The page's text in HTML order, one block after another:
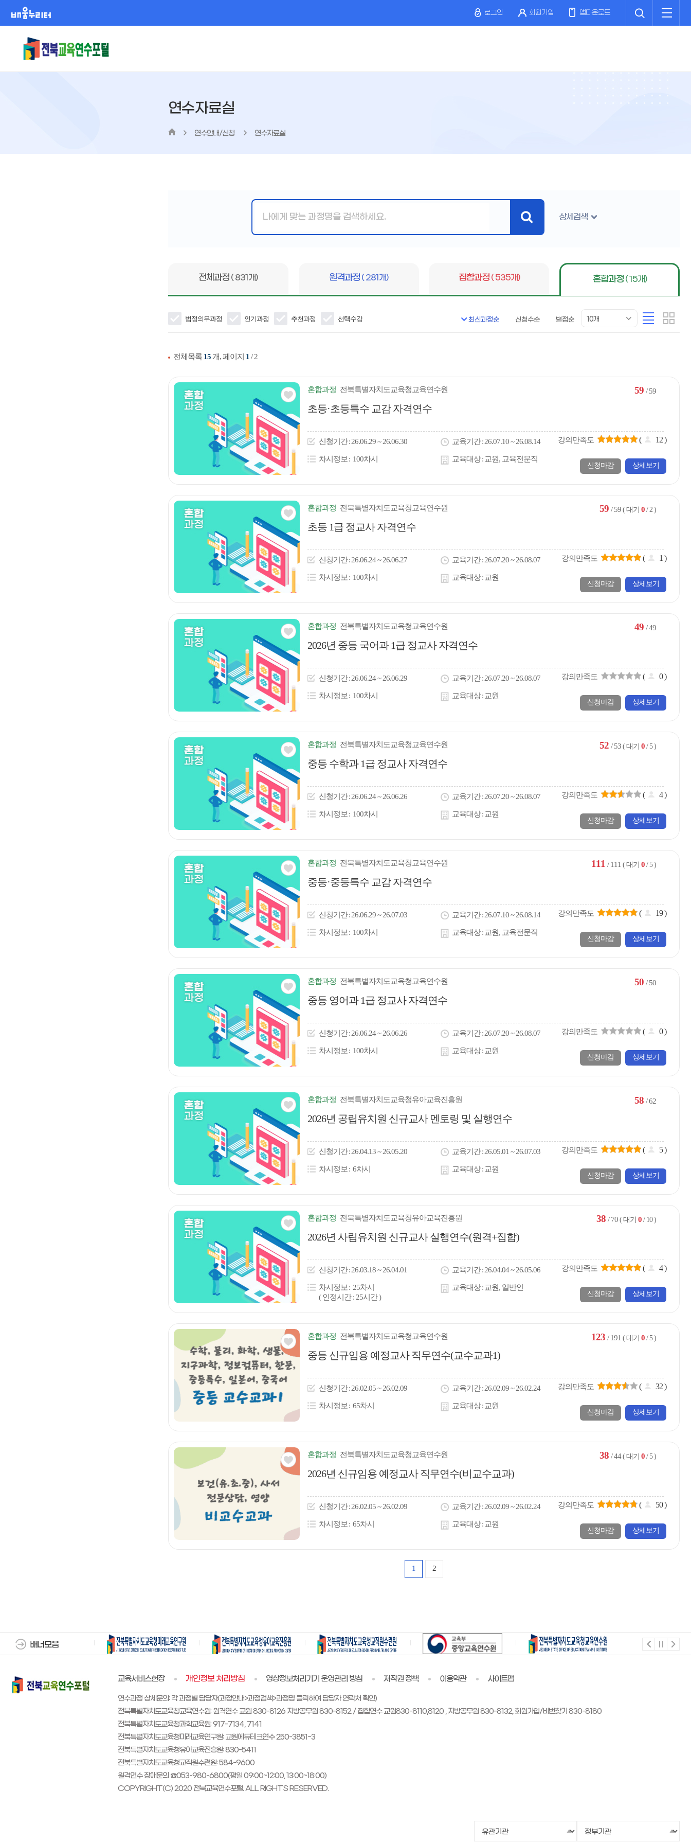
로그인 회원가입 앱다운로드
뉴
연수자료실
연수안내/신청 연수자료실
심
검
상세검색
전체과정 ( 831개) 원격과정 ( 281개) 집합과정 ( 535개) 혼합과정 ( 15개)
법정의무과정 인기과정 추천과정 선택수강 최신과정순 신청수순 별점순
목
10개
리
스
카
드
전체목록 15 개, 페이지 1/ 2
혼합과정 전북특별자치도교육청교육연수원
관심
아
콘
초등·초등특수 교감 자격연수
신청기간 26.06.29 ~ 26.06.30 교육기간 26.07.10 ~ 26.08.14
차시정보 100차시 교육대상 교원, 교육전문직
강의만족도 ( 12)
59 / 59
신청마감 상세보기
혼합과정 전북특별자치도교육청교육연수원
관심
아
콘
초등 1급 정교사 자격연수
신청기간 26.06.24 ~ 26.06.27 교육기간 26.07.20 ~ 26.08.07
차시정보 100차시 교육대상 교원
강의만족도 ( 1)
59 / 59 ( 대기 0 / 2 )
신청마감 상세보기
혼합과정 전북특별자치도교육청교육연수원
관심
아
콘
2026년 중등 국어과 1급 정교사 자격연수
신청기간 26.06.24 ~ 26.06.29 교육기간 26.07.20 ~ 26.08.07
차시정보 100차시 교육대상 교원
강의만족도 ( 0)
49 / 49
신청마감 상세보기
혼합과정 전북특별자치도교육청교육연수원
관심
아
콘
중등 수학과 1급 정교사 자격연수
신청기간 26.06.24 ~ 26.06.26 교육기간 26.07.20 ~ 26.08.07
차시정보 100차시 교육대상 교원
강의만족도 ( 4)
52 / 53 ( 대기 0 / 5 )
신청마감 상세보기
혼합과정 전북특별자치도교육청교육연수원
관심
아
콘
중등·중등특수 교감 자격연수
신청기간 26.06.29 ~ 26.07.03 교육기간 26.07.10 ~ 26.08.14
차시정보 100차시 교육대상 교원, 교육전문직
강의만족도 ( 19)
111 / 111 ( 대기 0 / 5 )
신청마감 상세보기
혼합과정 전북특별자치도교육청교육연수원
관심
아
콘
중등 영어과 1급 정교사 자격연수
신청기간 26.06.24 ~ 26.06.26 교육기간 26.07.20 ~ 26.08.07
차시정보 100차시 교육대상 교원
강의만족도 ( 0)
50 / 50
신청마감 상세보기
혼합과정 전북특별자치도교육청유아교육진흥원
관심
아
콘
2026년 공립유치원 신규교사 멘토링 및 실행연수
신청기간 26.04.13 ~ 26.05.20 교육기간 26.05.01 ~ 26.07.03
차시정보 6차시 교육대상 교원
강의만족도 ( 5)
58 / 62
신청마감 상세보기
혼합과정 전북특별자치도교육청유아교육진흥원
관심
아
콘
2026년 사립유치원 신규교사 실행연수(원격+집합)
신청기간 26.03.18 ~ 26.04.01 교육기간 26.04.04 ~ 26.05.06
차시정보
25차시
( 인정시간 : 25시간 )
교육대상 교원, 일반인
강의만족도 ( 4)
38 / 70 ( 대기 0 / 10 )
신청마감 상세보기
혼합과정 전북특별자치도교육청교육연수원
관심
아
이
중등 신규임용 예정교사 직무연수(교수교과1)
신청기간 26.02.05 ~ 26.02.09 교육기간 26.02.09 ~ 26.02.24
차시정보 65차시 교육대상 교원
강의만족도 ( 32)
123 / 191 ( 대기 0 / 5 )
신청마감 상세보기
혼합과정 전북특별자치도교육청교육연수원
관심
2026년 신규임용 예정교사 직무연수(비교수교과)
신청기간 26.02.05 ~ 26.02.09 교육기간 26.02.09 ~ 26.02.24
차시정보 65차시 교육대상 교원
강의만족도 ( 50)
38 / 44( 대기 0 / 5 )
신청마감 상세보기
1 2
배너모음
교육서비스헌장 개인정보 처리방침 영상정보처리기기 운영관리 방침 저작권 정책 이용약관 사이트맵
연수과정 상세문의: 각 과정별 담당자(과정안내>과정검색>과정명 클릭하여 담당자 연락처 확인)
전북특별자치도교육청교육연수원: 원격연수 교원 830-8126 지방공무원 830-8152 / 집합연수 교원830-8110,8120 , 지방공무원 830-8132, 회원가입/비번찾기 830-8180
전북특별자치도교육청과학교육원: 917-7134, 7141
전북특별자치도교육청미래교육연구원: 교원에듀테크연수 250-3851~3
전북특별자치도교육청유아교육진흥원: 830-5411
전북특별자치도교육청교직원수련원: 584-9600
원격연수 장애문의 ☎053-980-6800(평일 09:00~12:00, 13:00~18:00)
COPYRIGHT(C) 2020 전북교육연수포털. ALL RIGHTS RESERVED.